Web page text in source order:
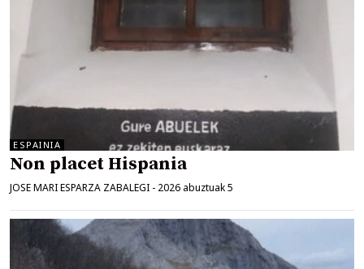
ESPAINIA
Non placet Hispania
JOSE MARI ESPARZA ZABALEGI - 2026 abuztuak 5